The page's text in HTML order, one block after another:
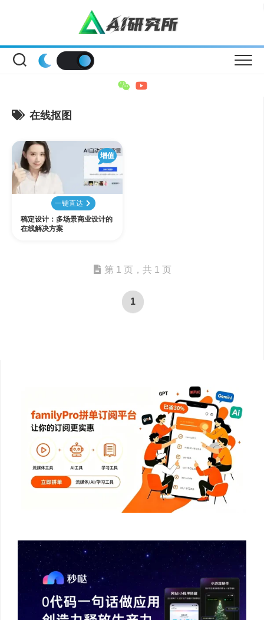
在线抠图
增值
一键直达
稿定设计：多场景商业设计的
在线解决方案
第 1 页，共 1 页
1